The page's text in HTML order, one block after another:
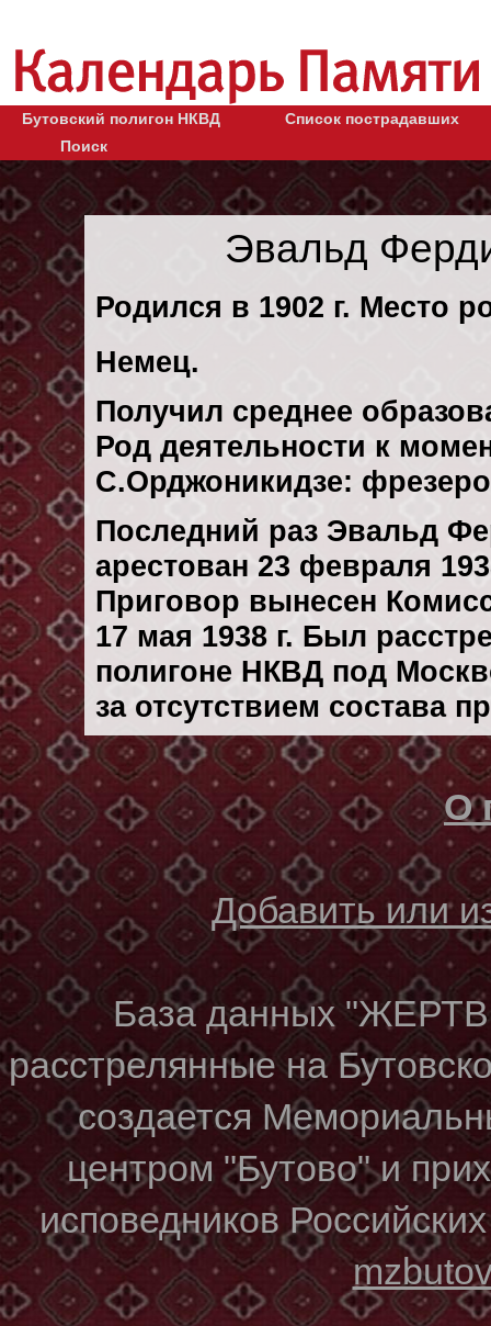
Бутовский полигон НКВД
Список пострадавших
Поиск
Эвальд
Родился в 1902 г. Место
Немец.
Получил среднее
Род деятельности к
С.Орджоникидзе:
Последний раз Эвальд
арестован 23 февраля
Приговор вынесен
17 мая 1938 г. Был
полигоне НКВД под
за отсутствием состава
О
Добавить или
База данных
расстрелянные на
создается
центром "Бутово" и
исповедников